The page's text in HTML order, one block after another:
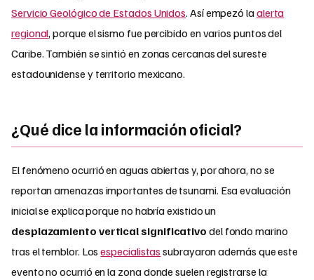
Servicio Geológico de Estados Unidos. Así empezó laalerta
regional, porque el sismo fue percibido en varios puntos del
Caribe. También se sintió en zonas cercanas del sureste
estadounidense y territorio mexicano.
¿Qué dice la información oficial?
El fenómeno ocurrió en aguas abiertas y, por ahora, no se
reportan amenazas importantes de tsunami. Esa evaluación
inicial se explica porque no habría existido un
desplazamiento vertical significativo del fondo marino
tras el temblor. Losespecialistas subrayaron además que este
evento no ocurrió en la zona donde suelen registrarse la